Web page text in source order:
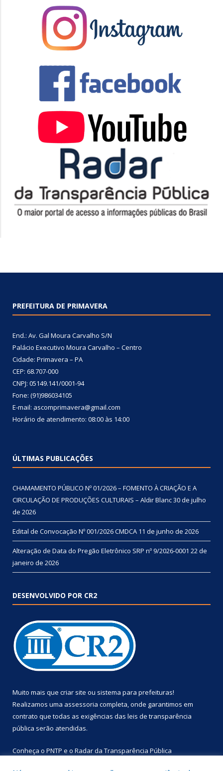
PREFEITURA DE PRIMAVERA
End.: Av. Gal Moura Carvalho S/N
Palácio Executivo Moura Carvalho – Centro
Cidade: Primavera – PA
CEP: 68.707-000
CNPJ: 05149.141/0001-94
Fone: (91)986034105
E-mail: ascomprimavera@gmail.com
Horário de atendimento: 08:00 às 14:00
ÚLTIMAS PUBLICAÇÕES
CHAMAMENTO PÚBLICO Nº 01/2026 – FOMENTO À CRIAÇÃO E A
CIRCULAÇÃO DE PRODUÇÕES CULTURAIS – Aldir Blanc30 de julho
de 2026
Edital de Convocação Nº 001/2026 CMDCA 11 de junho de 2026
Alteração de Data do Pregão Eletrônico SRP nº 9/2026-0001 22 de
janeiro de 2026
DESENVOLVIDO POR CR2
Muito mais que criar site ou sistema para prefeituras!
Realizamos uma assessoria completa, onde garantimos em
contrato que todas as exigências das leis de transparência
pública serão atendidas.
Conheça o PNTP e o Radar da Transparência Pública